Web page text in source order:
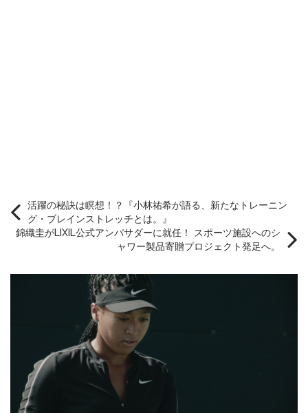
活躍の秘訣は瞑想！？『小林祐希が語る、新たなトレーニン
グ・ブレインストレッチとは。』
錦織圭がLIXIL公式アンバサダーに就任！ スポーツ施設へのシ
ャワー製品寄贈プロジェクト発足へ。